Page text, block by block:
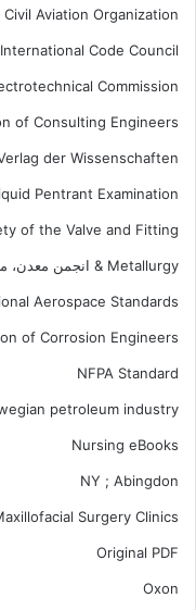
Aviation Organization
International Code Council
Commission
of Consulting Engineers
der Wissenschaften
Pentrant Examination
of the Valve and Fitting
Metallurgy & انجمن معدن، متالورژی و اکتشاف
Aerospace Standards
of Corrosion Engineers
NFPA Standard
petroleum industry
Nursing eBooks
NY ; Abingdon
Surgery Clinics
Original PDF
Oxon